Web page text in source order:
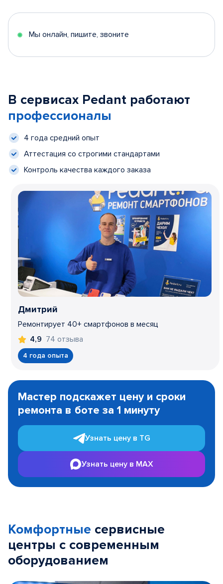
Мы онлайн, пишите, звоните
В сервисах Pedant работают
профессионалы
4 года средний опыт
Аттестация со строгими стандартами
Контроль качества каждого заказа
Дмитрий
Ремонтирует 40+ смартфонов в месяц
4,9 74 отзыва
4 года опыта
1
Мастер подскажет цену и сроки
ремонта в боте за 1 минуту
Узнать цену в TG
Узнать цену в MAX
Комфортные сервисные
центры с современным
оборудованием